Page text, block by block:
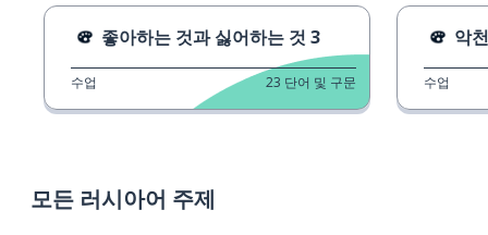
모든 러시아어 주제
좋아하는 것과 싫어하는 것 3
수업 23 단어 및 구문
악
수업